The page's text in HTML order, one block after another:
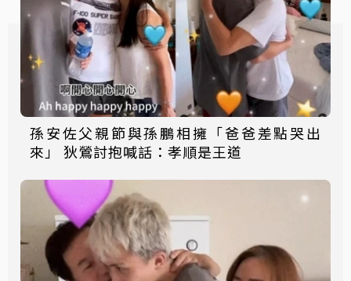
孫安佐父親節與孫鵬相擁「爸爸差點哭出
來」 狄鶯討抱喊話：孝順是王道